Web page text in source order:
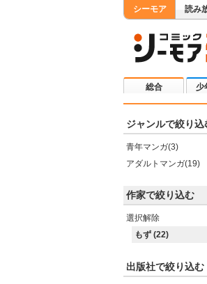
シーモア 読み
総合 少
ジャンルで絞り込
青年マンガ(3)
アダルトマンガ(19)
作家で絞り込む
選択解除
もず (22)
出版社で絞り込む